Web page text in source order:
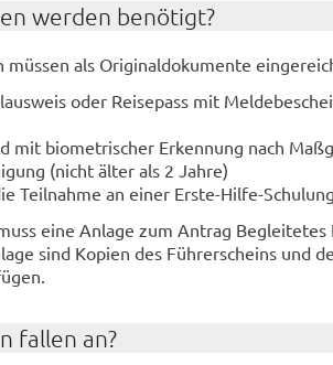
wer­den be­nö­tigt?
müs­sen als Ori­gi­nal­do­ku­men­te
oder Rei­se­pass mit
mit bio­me­tri­scher Er­ken­nung nach
(nicht älter als 2 Jahre)
Teil­nah­me an einer Erste-​Hilfe-Schulung
eine An­la­ge zum An­trag
sind Ko­pien des Füh­rer­scheins und
fal­len an?